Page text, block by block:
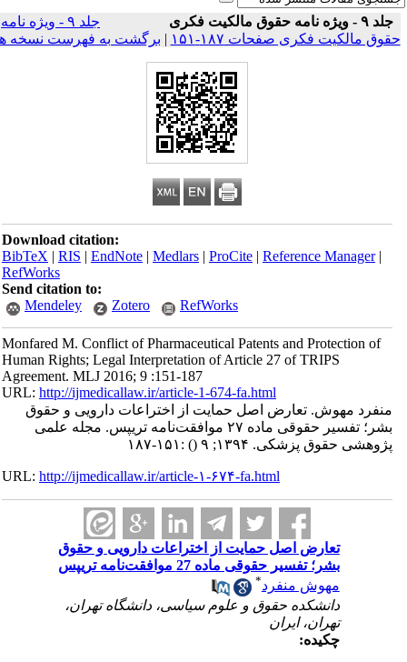
جلد ۹ - ویژه نامه حقوق مالکیت فکری
جلد ۹ - ویژه نامه
مالکیت فکری صفحات ۱۸۷-۱۵۱
| برگشت به فهرست نسخه ها
Download citation:
BibTeX|RIS|EndNote|Medlars|ProCite|Reference Manager
RefWorks
Send citation to:
Mendeley
Zotero RefWorks
Monfared M. Conflict of Pharmaceutical Patents and Protection of
Human Rights; Legal Interpretation of Article 27 of TRIPS
Agreement. MLJ 2016; 9 :151-187
URL:http://ijmedicallaw.ir/article-1-674-fa.html
منفرد مهوش. تعارض اصل حمایت از اختراعات دارویی و حقوق
بشر؛ تفسیر حقوقی ماده ۲۷ موافقت‌نامه تریپس. مجله علمی
پژوهشی حقوق پزشکی. ۱۳۹۴; ۹
() :۱۵۱-۱۸۷
URL:http://ijmedicallaw.ir/article-۱-۶۷۴-fa.html
تعارض اصل حمایت از اختراعات دارویی و حقوق
بشر؛ تفسیر حقوقی ماده 27 موافقت‌نامه تریپس
مهوش منفرد *
دانشکده حقوق و علوم سیاسی، دانشگاه تهران،
تهران، ایران
چکیده: